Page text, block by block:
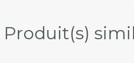
Produit(s)